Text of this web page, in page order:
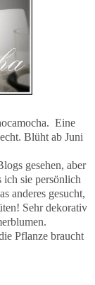
Eine
Blüht ab Juni
gesehen, aber
sie persönlich
anderes gesucht,
Sehr dekorativ
Pflanze braucht